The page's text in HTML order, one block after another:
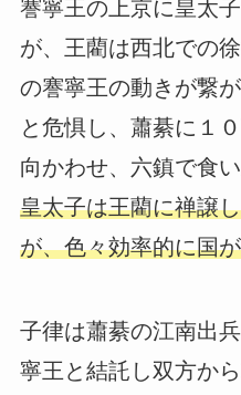
謇寧王の上京に皇太
が、王藺は西北での
の謇寧王の動きが繋
と危惧し、蕭綦に１
向かわせ、六鎮で食
皇太子は王藺に禅譲
が、色々効率的に国
子律は蕭綦の江南出
寧王と結託し双方か